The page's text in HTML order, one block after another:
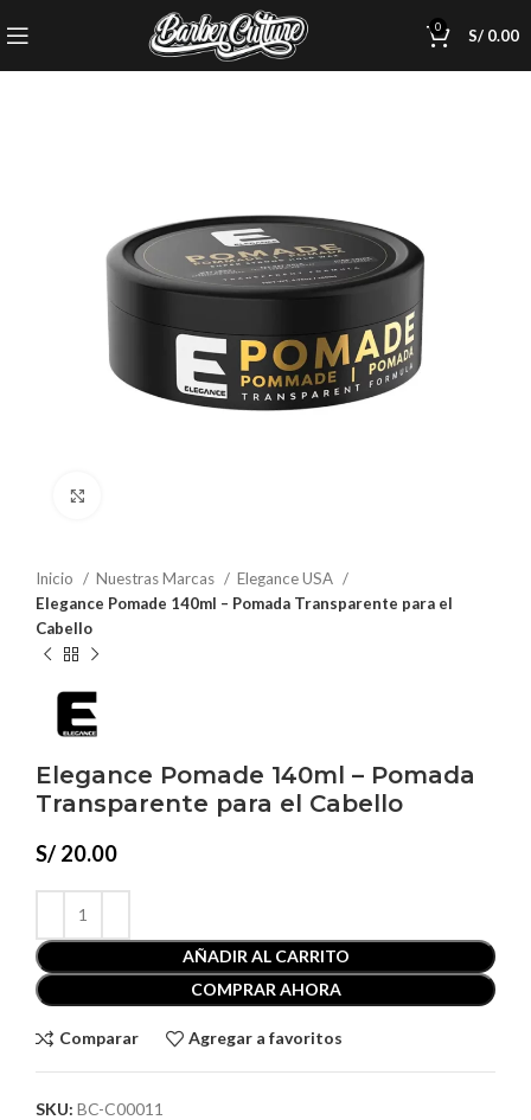
0 S/0.00
Inicio Nuestras Marcas
Elegance USA
Elegance Pomade 140ml – Pomada Transparente para el
Cabello
Elegance Pomade 140ml – Pomada
Transparente para el Cabello
S/ 20.00
AÑADIR AL CARRITO
COMPRAR AHORA
Comparar Agregar a favoritos
SKU: BC-C00011